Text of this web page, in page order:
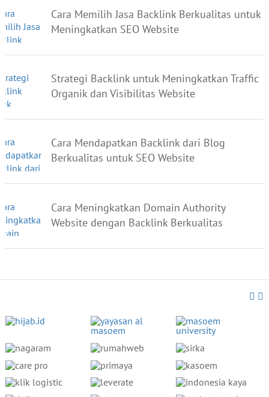
Cara Memilih Jasa Backlink Berkualitas untuk
Meningkatkan SEO Website
Strategi Backlink untuk Meningkatkan Traffic
Organik dan Visibilitas Website
Cara Mendapatkan Backlink dari Blog
Berkualitas untuk SEO Website
Cara Meningkatkan Domain Authority
Website dengan Backlink Berkualitas